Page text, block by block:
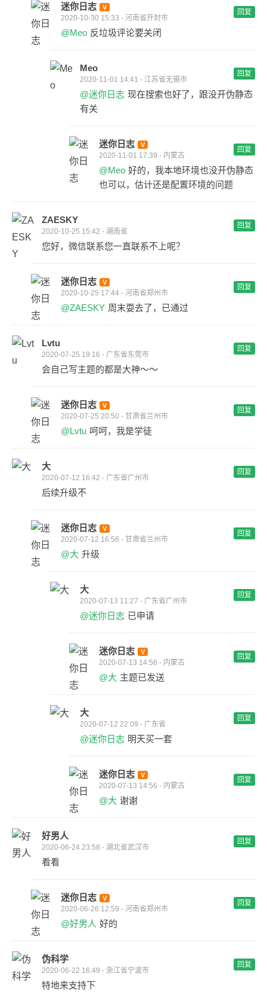
迷你日志
2020-10-30 15:33 - 河南省开封市
回复
@Meo 反垃圾评论要关闭
Meo
2020-11-01 14:41 - 江苏省无锡市
回复
@迷你日志 现在搜索也好了，跟没开伪静态
有关
迷你日志
2020-11-01 17:39 - 内蒙古
回复
@Meo 好的，我本地环境也没开伪静态
也可以，估计还是配置环境的问题
ZAESKY
2020-10-25 15:42 - 湖南省
回复
您好，微信联系您一直联系不上呢？
迷你日志
2020-10-25 17:44 - 河南省郑州市
回复
@ZAESKY 周末耍去了，已通过
Lvtu
2020-07-25 19:16 - 广东省东莞市
回复
会自己写主题的都是大神～～
迷你日志
2020-07-25 20:50 - 甘肃省兰州市
回复
@Lvtu 呵呵，我是学徒
大
2020-07-12 16:42 - 广东省广州市
回复
后续升级不
迷你日志
2020-07-12 16:56 - 甘肃省兰州市
回复
@大 升级
大
2020-07-13 11:27 - 广东省广州市
回复
@迷你日志 已申请
迷你日志
2020-07-13 14:56 - 内蒙古
回复
@大 主题已发送
大
2020-07-12 22:09 - 广东省
回复
@迷你日志 明天买一套
迷你日志
2020-07-13 14:56 - 内蒙古
回复
@大 谢谢
好男人
2020-06-24 23:58 - 湖北省武汉市
回复
看看
迷你日志
2020-06-26 12:59 - 河南省郑州市
回复
@好男人 好的
伪科学
2020-06-22 16:49 - 浙江省宁波市
回复
特地来支持下